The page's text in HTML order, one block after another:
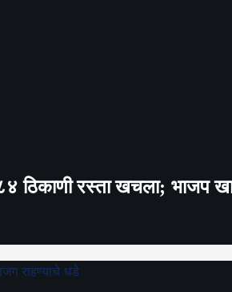
ठिकाणी रस्ता खचला; भाजप